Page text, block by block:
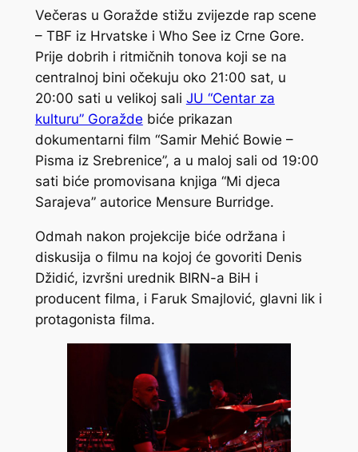
Večeras u Goražde stižu zvijezde rap scene
– TBF iz Hrvatske i Who See iz Crne Gore.
Prije dobrih i ritmičnih tonova koji se na
centralnoj bini očekuju oko 21:00 sat, u
20:00 sati u velikoj sali JU “Centar za
kulturu” Goražde biće prikazan
dokumentarni film “Samir Mehić Bowie –
Pisma iz Srebrenice”, a u maloj sali od 19:00
sati biće promovisana knjiga “Mi djeca
Sarajeva” autorice Mensure Burridge.
Odmah nakon projekcije biće održana i
diskusija o filmu na kojoj će govoriti Denis
Džidić, izvršni urednik BIRN-a BiH i
producent filma, i Faruk Smajlović, glavni lik i
protagonista filma.